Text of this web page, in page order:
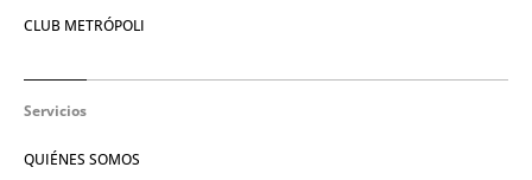
CLUB METRÓPOLI
Servicios
QUIÉNES SOMOS